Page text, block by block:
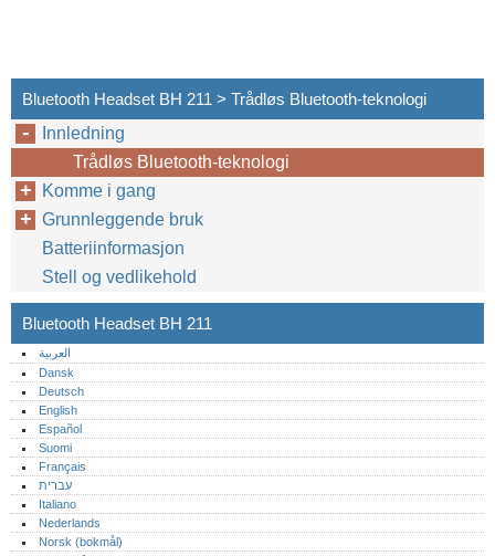
Bluetooth Headset BH 211 > Trådløs Bluetooth-teknologi
Innledning
Trådløs Bluetooth-teknologi
Komme i gang
Grunnleggende bruk
Batteriinformasjon
Stell og vedlikehold
Bluetooth Headset BH 211
العربية
Dansk
Deutsch
English
Español
Suomi
Français
עברית
Italiano
Nederlands
Norsk (bokmål)‎